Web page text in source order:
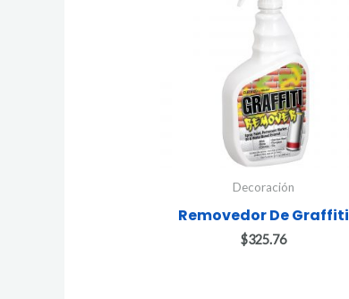
Decoración
Removedor De Graffiti
$325.76